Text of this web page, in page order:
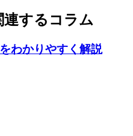
連するコラム
わかりやすく解説